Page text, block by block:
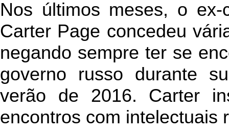
Nos últimos meses, o ex-
Carter Page concedeu
negando sempre ter se
governo russo durante
verão de 2016. Carter
encontros com intelectuais